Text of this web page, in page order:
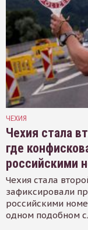
ЧЕХИЯ
Чехия стала
где
российскими
Чехия стала
зафиксировали
российскими
одном подобном